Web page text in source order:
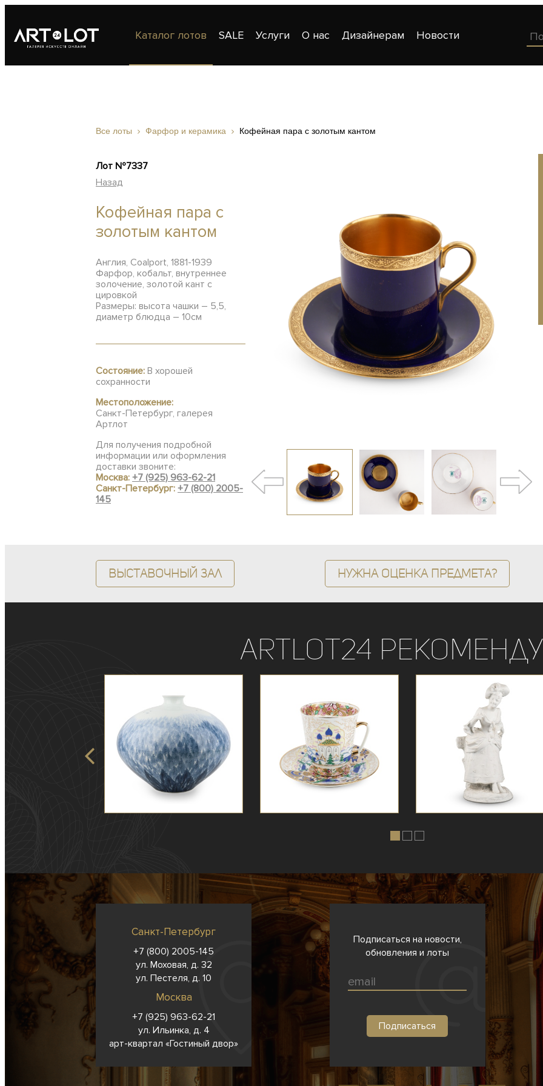
Каталог лотов SALE Услуги О нас Дизайнерам Новости
Все лоты Фарфор и керамика Кофейная пара с золотым кантом
Лот №7337
Назад
Кофейная пара с
золотым кантом
Англия, Coalport, 1881-1939
Фарфор, кобальт, внутреннее
золочение, золотой кант с
цировкой
Размеры: высота чашки – 5,5,
диаметр блюдца – 10см
Состояние: В хорошей
сохранности
Местоположение:
Санкт-Петербург, галерея
Артлот
Для получения подробной
информации или оформления
доставки звоните:
Москва: +7 (925) 963-62-21
Санкт-Петербург: +7 (800) 2005-
145
Выставочный зал Нужна оценка предмета?
ArtLot24
Санкт-Петербург
+7 (800) 2005-145
ул. Моховая, д. 32
ул. Пестеля, д. 10
Москва
+7 (925) 963-62-21
ул. Ильинка, д. 4
арт-квартал «Гостиный двор»
Подписаться на новости,
обновления и лоты